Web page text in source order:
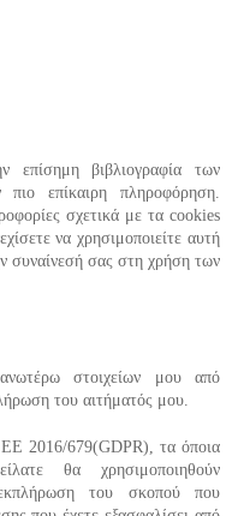
επίσημη βιβλιογραφία των
πιο επίκαιρη πληροφόρηση.
σχετικά με τα cookies
να χρησιμοποιείτε αυτή
συναίνεσή σας στη χρήση των
στοιχείων μου από
του αιτήματός μου.
ΕΕ 2016/679(GDPR), τα όποια
θα χρησιμοποιηθούν
του σκοπού που